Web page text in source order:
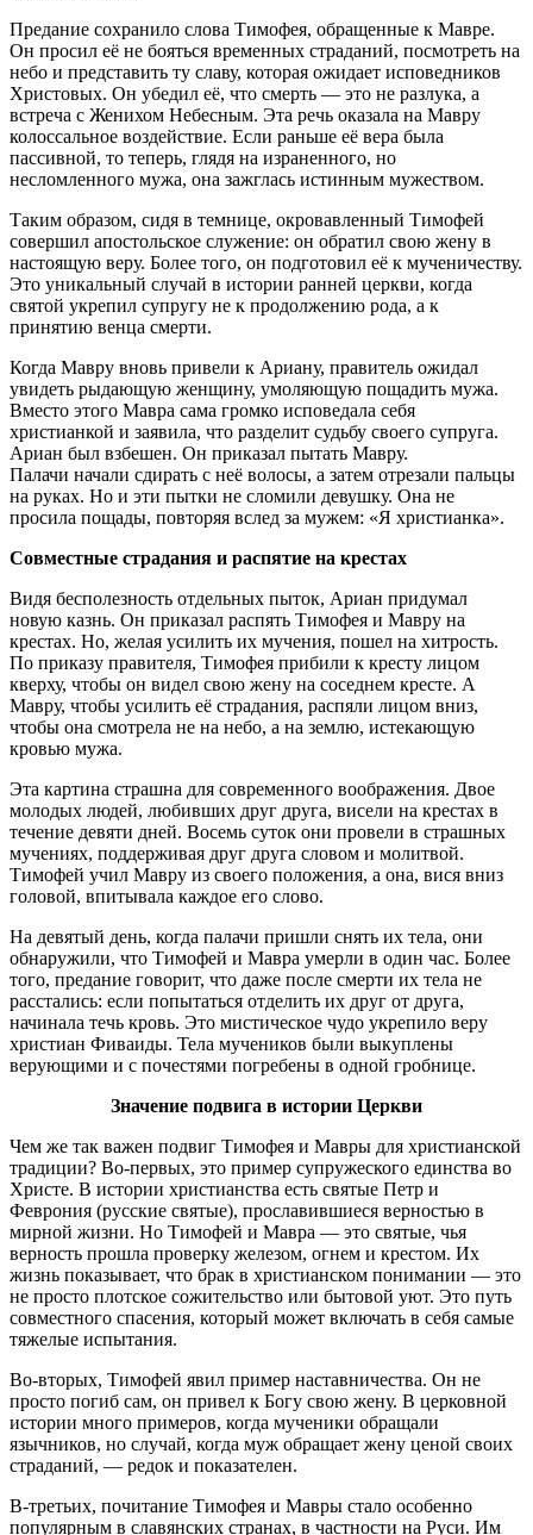
Предание сохранило слова Тимофея, обращенные к Мавре.
Он просил её не бояться временных страданий, посмотреть на
небо и представить ту славу, которая ожидает исповедников
Христовых. Он убедил её, что смерть — это не разлука, а
встреча с Женихом Небесным. Эта речь оказала на Мавру
колоссальное воздействие. Если раньше её вера была
пассивной, то теперь, глядя на израненного, но
несломленного мужа, она зажглась истинным мужеством.
Таким образом, сидя в темнице, окровавленный Тимофей
совершил апостольское служение: он обратил свою жену в
настоящую веру. Более того, он подготовил её к мученичеству.
Это уникальный случай в истории ранней церкви, когда
святой укрепил супругу не к продолжению рода, а к
принятию венца смерти.
Когда Мавру вновь привели к Ариану, правитель ожидал
увидеть рыдающую женщину, умоляющую пощадить мужа.
Вместо этого Мавра сама громко исповедала себя
христианкой и заявила, что разделит судьбу своего супруга.
Ариан был взбешен. Он приказал пытать Мавру.
Палачи начали сдирать с неё волосы, а затем отрезали пальцы
на руках. Но и эти пытки не сломили девушку. Она не
просила пощады, повторяя вслед за мужем: «Я христианка».
Совместные страдания и распятие на крестах
Видя бесполезность отдельных пыток, Ариан придумал
новую казнь. Он приказал распять Тимофея и Мавру на
крестах. Но, желая усилить их мучения, пошел на хитрость.
По приказу правителя, Тимофея прибили к кресту лицом
кверху, чтобы он видел свою жену на соседнем кресте. А
Мавру, чтобы усилить её страдания, распяли лицом вниз,
чтобы она смотрела не на небо, а на землю, истекающую
кровью мужа.
Эта картина страшна для современного воображения. Двое
молодых людей, любивших друг друга, висели на крестах в
течение девяти дней. Восемь суток они провели в страшных
мучениях, поддерживая друг друга словом и молитвой.
Тимофей учил Мавру из своего положения, а она, вися вниз
головой, впитывала каждое его слово.
На девятый день, когда палачи пришли снять их тела, они
обнаружили, что Тимофей и Мавра умерли в один час. Более
того, предание говорит, что даже после смерти их тела не
расстались: если попытаться отделить их друг от друга,
начинала течь кровь. Это мистическое чудо укрепило веру
христиан Фиваиды. Тела мучеников были выкуплены
верующими и с почестями погребены в одной гробнице.
Значение подвига в истории Церкви
Чем же так важен подвиг Тимофея и Мавры для христианской
традиции? Во-первых, это пример супружеского единства во
Христе. В истории христианства есть святые Петр и
Феврония (русские святые), прославившиеся верностью в
мирной жизни. Но Тимофей и Мавра — это святые, чья
верность прошла проверку железом, огнем и крестом. Их
жизнь показывает, что брак в христианском понимании — это
не просто плотское сожительство или бытовой уют. Это путь
совместного спасения, который может включать в себя самые
тяжелые испытания.
Во-вторых, Тимофей явил пример наставничества. Он не
просто погиб сам, он привел к Богу свою жену. В церковной
истории много примеров, когда мученики обращали
язычников, но случай, когда муж обращает жену ценой своих
страданий, — редок и показателен.
В-третьих, почитание Тимофея и Мавры стало особенно
популярным в славянских странах, в частности на Руси. Им